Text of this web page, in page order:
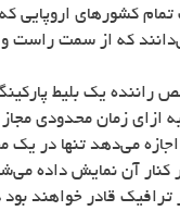
کشورهای اروپایی
که از سمت راست
یک بلیط
به ازای زمان
می‌دهد تنها در یک
آن نمایش داده
قادر خواهند